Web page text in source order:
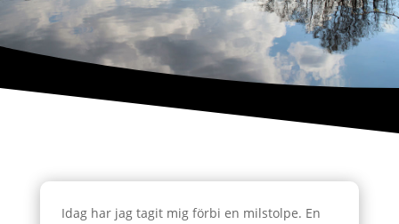
Idag har jag tagit mig förbi en milstolpe. En